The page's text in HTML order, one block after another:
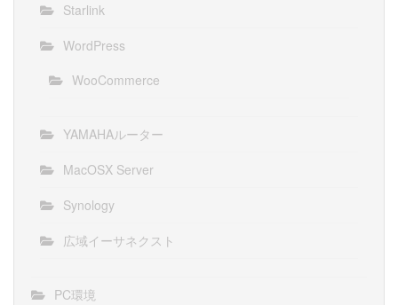
Starlink
WordPress
WooCommerce
YAMAHAルーター
MacOSX Server
Synology
広域イーサネクスト
PC環境